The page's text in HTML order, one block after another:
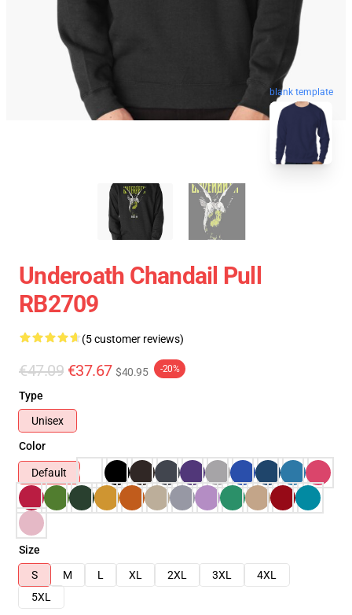
blank template
Underoath Chandail Pull
RB2709
(5 customer reviews)
€47.09 €37.67 $40.95 -20%
Type
Unisex
Color
Default
Size
S
M L XL 2XL 3XL
4XL
5XL